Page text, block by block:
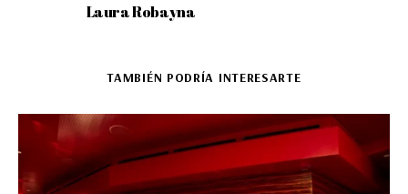
Laura Robayna
TAMBIÉN PODRÍA INTERESARTE